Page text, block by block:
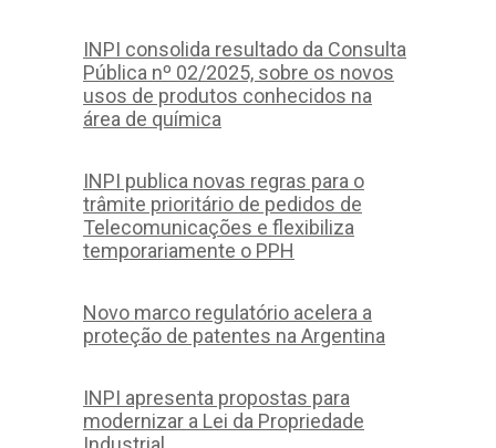
INPI consolida resultado da Consulta
Pública nº 02/2025, sobre os novos
usos de produtos conhecidos na
área de química
INPI publica novas regras para o
trâmite prioritário de pedidos de
Telecomunicações e flexibiliza
temporariamente o PPH
Novo marco regulatório acelera a
proteção de patentes na Argentina
INPI apresenta propostas para
modernizar a Lei da Propriedade